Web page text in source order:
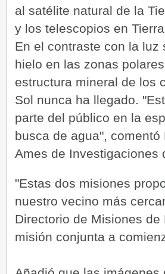
al satélite natural de la
y los telescopios en
En el contraste con la luz
hielo en las zonas
estructura mineral de los
Sol nunca ha llegado.
parte del público en la
busca de agua",
Ames de Investigaciones
"Estas dos misiones
nuestro vecino más
Directorio de Misiones
misión conjunta a